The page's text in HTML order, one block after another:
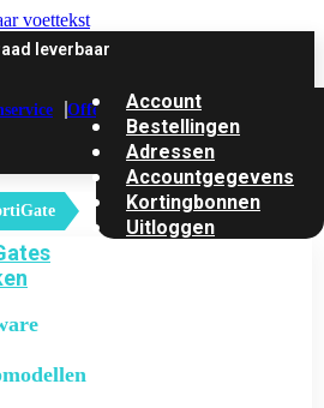
voettekst
leverbaar
Offerte
Account
Bestellingen
Adressen
Accountgegevens
Kortingbonnen
Uitloggen